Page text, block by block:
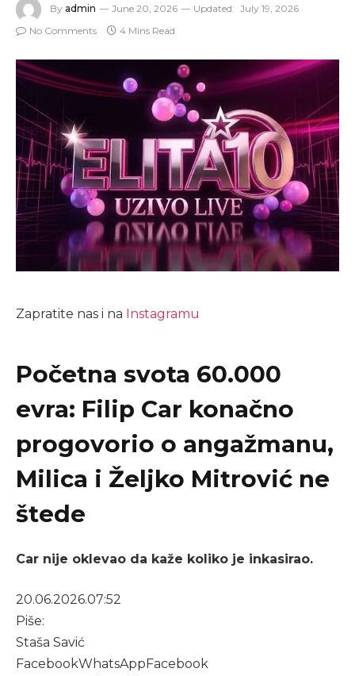
By admin June 20, 2026 Updated: July 19, 2026
No Comments
4 Mins Read
Zapratite nas i na Instagramu
Početna svota 60.000
evra: Filip Car konačno
progovorio o angažmanu,
Milica i Željko Mitrović ne
štede
Car nije oklevao da kaže koliko je inkasirao.
20.06.2026.07:52
Piše:
Staša Savić
FacebookWhatsApp Facebook